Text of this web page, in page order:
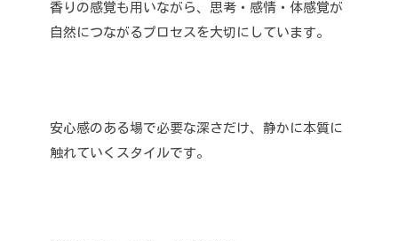
香りの感覚も用いながら、思考・感情・体感覚が
自然につながるプロセスを大切にしています。
安心感のある場で必要な深さだけ、静かに本質に
触れていくスタイルです。